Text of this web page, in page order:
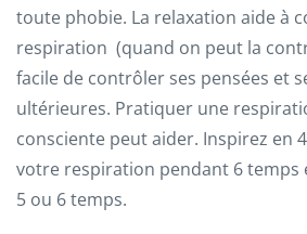
toute phobie. La relaxation aide à
respiration (quand on peut la
facile de contrôler ses pensées et
ultérieures. Pratiquer une
consciente peut aider. Inspirez en
votre respiration pendant 6 temps
5 ou 6 temps.